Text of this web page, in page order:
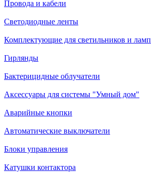
Провода и кабели
Светодиодные ленты
Комплектующие для светильников и ламп
Гирлянды
Бактерицидные облучатели
Аксессуары для системы "Умный дом"
Аварийные кнопки
Автоматические выключатели
Блоки управления
Катушки контактора